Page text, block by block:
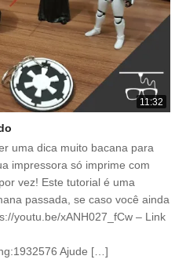
11:32
uma dica muito bacana para
impressora só imprime com
vez! Este tutorial é uma
passada, se caso você ainda
youtu.be/xANH027_fCw – Link
Ajude […]